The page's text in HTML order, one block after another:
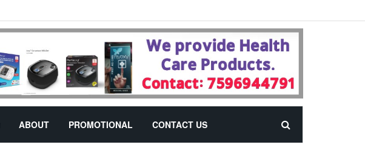
ABOUT PROMOTIONAL CONTACT US